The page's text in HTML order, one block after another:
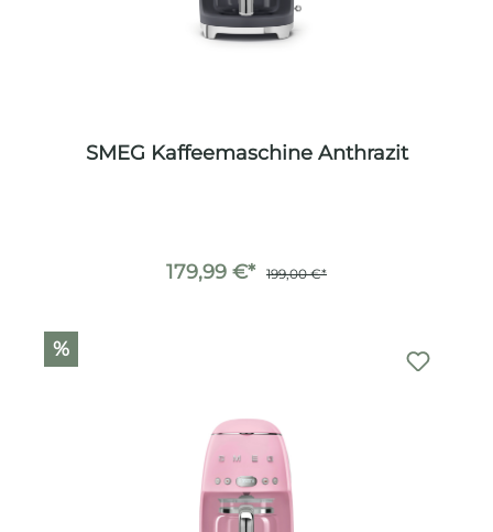
SMEG Kaffeemaschine Anthrazit
179,99 €* 199,00 €*
%